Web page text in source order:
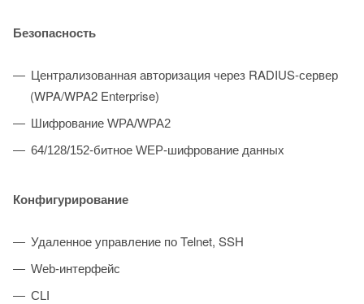
Безопасность
Централизованная авторизация через RADIUS-сервер
(WPA/WPA2 Enterprise)
Шифрование WPA/WPA2
64/128/152-битное WEP-шифрование данных
Конфигурирование
Удаленное управление по Telnet, SSH
Web-интерфейс
CLI